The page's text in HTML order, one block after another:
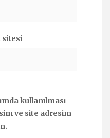
kullanılması
ve site adresim